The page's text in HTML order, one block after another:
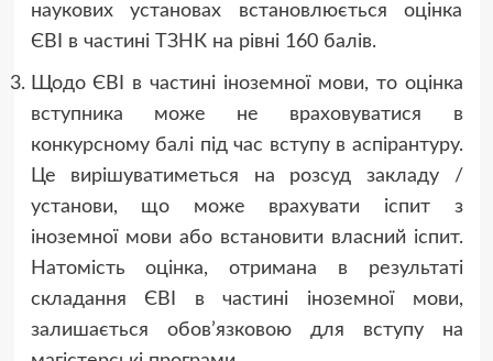
наукових установах встановлюється оцінка
ЄВІ в частині ТЗНК на рівні 160 балів.
Щодо ЄВІ в частині іноземної мови, то оцінка
вступника може не враховуватися в
конкурсному балі під час вступу в аспірантуру.
Це вирішуватиметься на розсуд закладу /
установи, що може врахувати іспит з
іноземної мови або встановити власний іспит.
Натомість оцінка, отримана в результаті
складання ЄВІ в частині іноземної мови,
залишається обов’язковою для вступу на